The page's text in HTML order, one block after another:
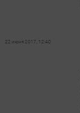
22 июня 2017, 12:40